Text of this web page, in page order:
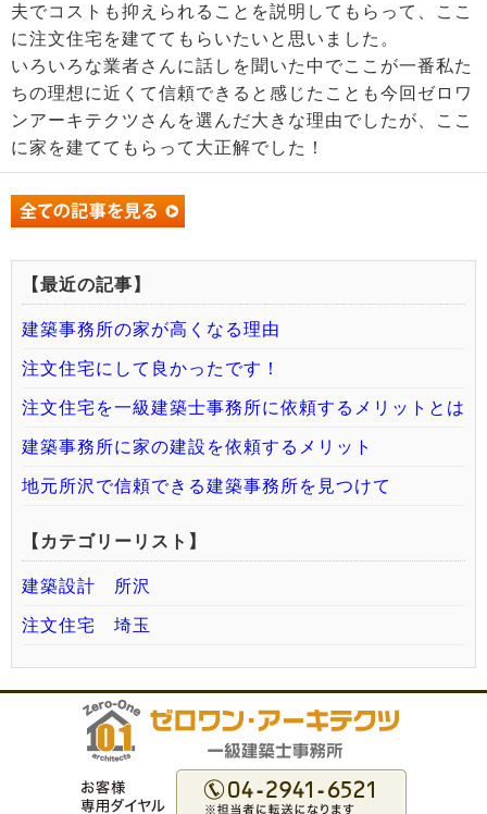
夫でコストも抑えられることを説明してもらって、ここ
に注文住宅を建ててもらいたいと思いました。
いろいろな業者さんに話しを聞いた中でここが一番私た
ちの理想に近くて信頼できると感じたことも今回ゼロワ
ンアーキテクツさんを選んだ大きな理由でしたが、ここ
に家を建ててもらって大正解でした！
【最近の記事】
建築事務所の家が高くなる理由
注文住宅にして良かったです！
注文住宅を一級建築士事務所に依頼するメリットとは
建築事務所に家の建設を依頼するメリット
地元所沢で信頼できる建築事務所を見つけて
【カテゴリーリスト】
建築設計 所沢
注文住宅 埼玉